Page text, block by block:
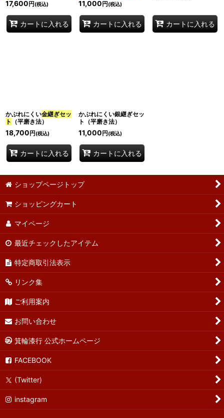
17,600 円 (税込)
カートに入れる
11,000 円 (税込)
カートに入れる カートに入れる
かぶれにくい金継ぎセッ
ト （平磨き法）
18,700 円 (税込)
カートに入れる
かぶれにくい銀継ぎセッ
ト（平磨き法）
11,000 円 (税込)
カートに入れる
ショップページトップ
ショッピングカート
マイページ
最近チェックしたアイテム
特定商取引法表示
リンク集
ご利用案内
お問い合わせ
箕輪漆行 公式ホームページ
FACEBOOK
(Twitter)
instagram